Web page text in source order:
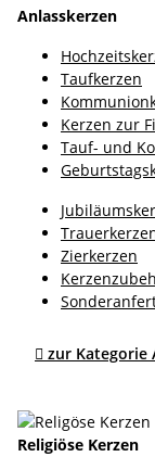
Anlasskerzen
Taufkerzen
Kerzen zur
Tauf- und
Zierkerzen
 zur Kategorie
Religiöse Kerzen